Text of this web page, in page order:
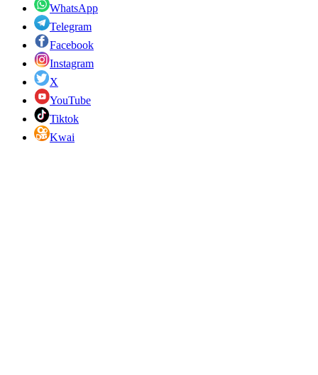
WhatsApp
Telegram
Facebook
Instagram
X
YouTube
Tiktok
Kwai